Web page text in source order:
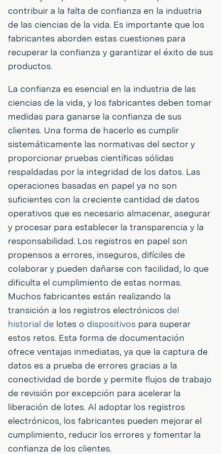
contribuir a la falta de confianza en la industria
de las ciencias de la vida. Es importante que los
fabricantes aborden estas cuestiones para
recuperar la confianza y garantizar el éxito de sus
productos.
La confianza es esencial en la industria de las
ciencias de la vida, y los fabricantes deben tomar
medidas para ganarse la confianza de sus
clientes. Una forma de hacerlo es cumplir
sistemáticamente las normativas del sector y
proporcionar pruebas científicas sólidas
respaldadas por la integridad de los datos. Las
operaciones basadas en papel ya no son
suficientes con la creciente cantidad de datos
operativos que es necesario almacenar, asegurar
y procesar para establecer la transparencia y la
responsabilidad. Los registros en papel son
propensos a errores, inseguros, difíciles de
colaborar y pueden dañarse con facilidad, lo que
dificulta el cumplimiento de estas normas.
Muchos fabricantes están realizando la
transición a los registros electrónicos del
historial de lotes o dispositivos para superar
estos retos. Esta forma de documentación
ofrece ventajas inmediatas, ya que la captura de
datos es a prueba de errores gracias a la
conectividad de borde y permite flujos de trabajo
de revisión por excepción para acelerar la
liberación de lotes. Al adoptar los registros
electrónicos, los fabricantes pueden mejorar el
cumplimiento, reducir los errores y fomentar la
confianza de los clientes.